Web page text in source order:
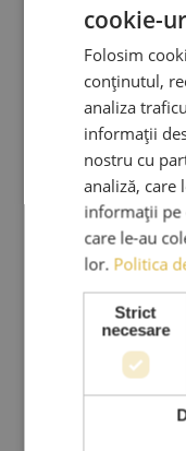
Continue
Ce implică
Astăzi o sa
unde la finalul
Continue
De vorba
Curs extensii
ACADEMY
De ce sa alegi
ABT de la Ama
Continue
De vorba
cookie-
Folosim
conținutul,
analiza
informații
nostru cu
analiză, care
informații pe
care le-au
lor. Politica
Strict
necesare